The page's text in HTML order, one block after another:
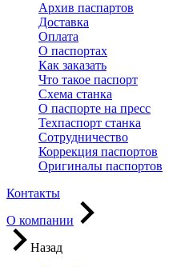
Архив паспартов
Доставка
Оплата
О паспортах
Как заказать
Что такое паспорт
Схема станка
О паспорте на пресс
Техпаспорт станка
Сотрудничество
Коррекция паспортов
Оригиналы паспортов
Контакты
О компании
Назад